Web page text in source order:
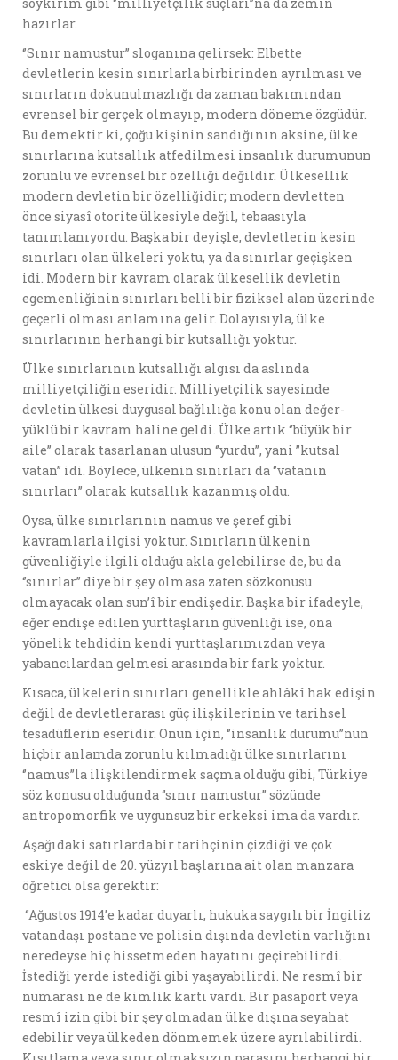
hazırlar.
‘’Sınır namustur’’ sloganına gelirsek: Elbette
devletlerin kesin sınırlarla birbirinden ayrılması ve
sınırların dokunulmazlığı da zaman bakımından
evrensel bir gerçek olmayıp, modern döneme özgüdür.
Bu demektir ki, çoğu kişinin sandığının aksine, ülke
sınırlarına kutsallık atfedilmesi insanlık durumunun
zorunlu ve evrensel bir özelliği değildir. Ülkesellik
modern devletin bir özelliğidir; modern devletten
önce siyasî otorite ülkesiyle değil, tebaasıyla
tanımlanıyordu. Başka bir deyişle, devletlerin kesin
sınırları olan ülkeleri yoktu, ya da sınırlar geçişken
idi. Modern bir kavram olarak ülkesellik devletin
egemenliğinin sınırları belli bir fiziksel alan üzerinde
geçerli olması anlamına gelir. Dolayısıyla, ülke
sınırlarının herhangi bir kutsallığı yoktur.
Ülke sınırlarının kutsallığı algısı da aslında
milliyetçiliğin eseridir. Milliyetçilik sayesinde
devletin ülkesi duygusal bağlılığa konu olan değer-
yüklü bir kavram haline geldi. Ülke artık ‘’büyük bir
aile’’ olarak tasarlanan ulusun ‘’yurdu’’, yani ’’kutsal
vatan’’ idi. Böylece, ülkenin sınırları da ‘’vatanın
sınırları’’ olarak kutsallık kazanmış oldu.
Oysa, ülke sınırlarının namus ve şeref gibi
kavramlarla ilgisi yoktur. Sınırların ülkenin
güvenliğiyle ilgili olduğu akla gelebilirse de, bu da
‘’sınırlar’’ diye bir şey olmasa zaten sözkonusu
olmayacak olan sun’î bir endişedir. Başka bir ifadeyle,
eğer endişe edilen yurttaşların güvenliği ise, ona
yönelik tehdidin kendi yurttaşlarımızdan veya
yabancılardan gelmesi arasında bir fark yoktur.
Kısaca, ülkelerin sınırları genellikle ahlâkî hak edişin
değil de devletlerarası güç ilişkilerinin ve tarihsel
tesadüflerin eseridir. Onun için, ‘’insanlık durumu’’nun
hiçbir anlamda zorunlu kılmadığı ülke sınırlarını
‘’namus’’la ilişkilendirmek saçma olduğu gibi, Türkiye
söz konusu olduğunda ‘’sınır namustur’’ sözünde
antropomorfik ve uygunsuz bir erkeksi ima da vardır.
Aşağıdaki satırlarda bir tarihçinin çizdiği ve çok
eskiye değil de 20. yüzyıl başlarına ait olan manzara
öğretici olsa gerektir:
‘’Ağustos 1914’e kadar duyarlı, hukuka saygılı bir İngiliz
vatandaşı postane ve polisin dışında devletin varlığını
neredeyse hiç hissetmeden hayatını geçirebilirdi.
İstediği yerde istediği gibi yaşayabilirdi. Ne resmî bir
numarası ne de kimlik kartı vardı. Bir pasaport veya
resmî izin gibi bir şey olmadan ülke dışına seyahat
edebilir veya ülkeden dönmemek üzere ayrılabilirdi.